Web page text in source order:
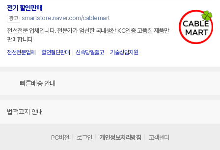
전기 할인판매
광고 smartstore.naver.com/cablemart
전선전문 업체입니다. 전문가가 엄선한 국내생산 KC인증 고품질 제품만
판매합니다
전선전문업체 할인절단판매 신속당일출고 기술상담지원
빠른배송 안내
법적고지 안내
PC버전 로그인 개인정보처리방침 고객센터